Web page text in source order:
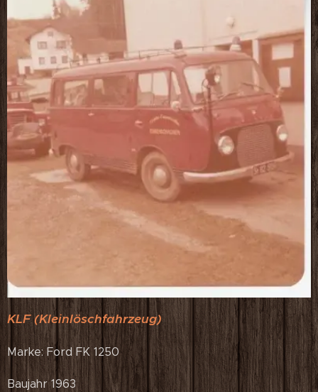
KLF (Kleinlöschfahrzeug)
Marke: Ford FK 1250
Baujahr 1963